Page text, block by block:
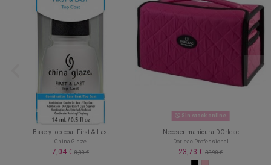
Base y top coat First & Last
China Glaze
7,04 € 8,80 €
Sin stock online
Neceser manicura DOrleac
Dorleac Professional
23,73 € 33,90 €